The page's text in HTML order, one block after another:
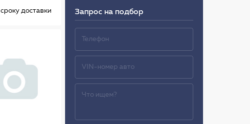
сроку доставки Запрос на подбор